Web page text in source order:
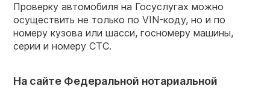
Проверку автомобиля на Госуслугах можно
осуществить не только по VIN-коду, но и по
номеру кузова или шасси, госномеру машины,
серии и номеру СТС.
На сайте Федеральной нотариальной